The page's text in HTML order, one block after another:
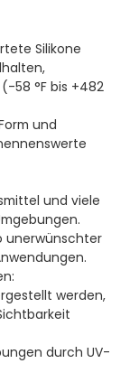
Silikone
58 °F bis +482
und
und viele
unerwünschter
werden,
durch UV-